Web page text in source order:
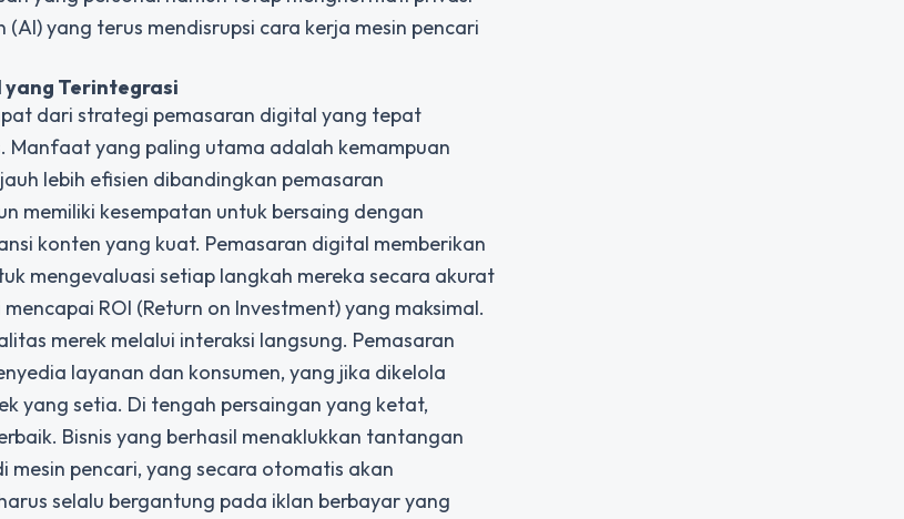
yang terus mendisrupsi cara kerja mesin pencari
yang Terintegrasi
dari strategi pemasaran digital yang tepat
Manfaat yang paling utama adalah kemampuan
lebih efisien dibandingkan pemasaran
memiliki kesempatan untuk bersaing dengan
konten yang kuat. Pemasaran digital memberikan
mengevaluasi setiap langkah mereka secara akurat
ROI (Return on Investment) yang maksimal.
merek melalui interaksi langsung. Pemasaran
layanan dan konsumen, yang jika dikelola
yang setia. Di tengah persaingan yang ketat,
Bisnis yang berhasil menaklukkan tantangan
pencari, yang secara otomatis akan
selalu bergantung pada iklan berbayar yang